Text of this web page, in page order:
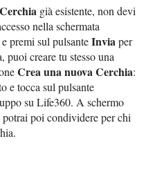
Cerchia già esistente, non devi
nella schermata
e premi sul pulsanteInviaper
puoi creare tu stesso una
Crea una nuova Cerchia:
e tocca sul pulsante
su Life360. A schermo
poi condividere per chi